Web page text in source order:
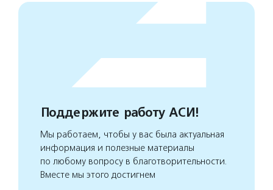
Поддержите работу АСИ!
Мы работаем, чтобы у вас была актуальная
информация и полезные материалы
по любому вопросу в благотворительности.
Вместе мы этого достигнем